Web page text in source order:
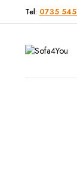
Tel: 0735